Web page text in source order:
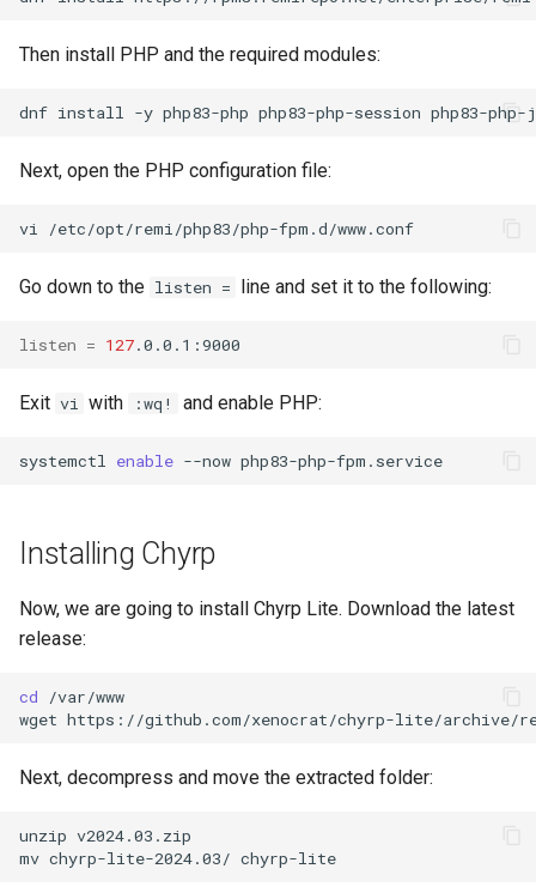
Then install PHP and the required modules:
dnf install -y php83-php php83-php-session php83-php-
Next, open the PHP configuration file:
vi
Go down to the listen = line and set it to the following:
listen = 127
Exit vi with :wq! and enable PHP:
systemctl enable --now
Installing Chyrp
Now, we are going to install Chyrp Lite. Download the latest
release:
cd
/var/www
wget
Next, decompress and move the extracted folder:
unzip v2024.03.zip
mv chyrp-lite-2024.03/